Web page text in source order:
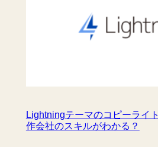
Lightningテーマのコピーライ
作会社のスキルがわかる？